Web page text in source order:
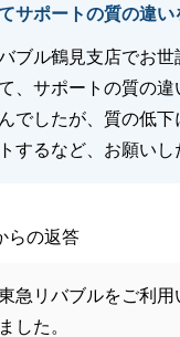
サポートの質の違い
ブル鶴見支店でお世
、サポートの質の違
でしたが、質の低下
するなど、お願いし
ルらの返答
急リバブルをご利用
した。